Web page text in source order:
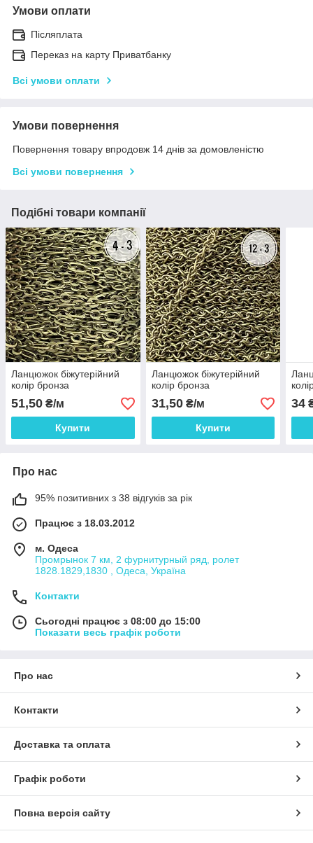
Умови оплати
Післяплата
Переказ на карту Приватбанку
Всі умови оплати
Умови повернення
Повернення товару впродовж 14 днів за домовленістю
Всі умови повернення
Подібні товари компанії
Ланцюжок біжутерійний
колір бронза
51,50 ₴/м
Купити
Ланцюжок біжутерійний
колір бронза
31,50₴/м
Купити
34
Про нас
95% позитивних з 38 відгуків за рік
Працює з 18.03.2012
м. Одеса
Промрынок 7 км, 2 фурнитурный ряд, ролет
1828.1829,1830 , Одеса, Україна
Контакти
Сьогодні працює з 08:00 до 15:00
Показати весь графік роботи
Про нас
Контакти
Доставка та оплата
Графік роботи
Повна версія сайту